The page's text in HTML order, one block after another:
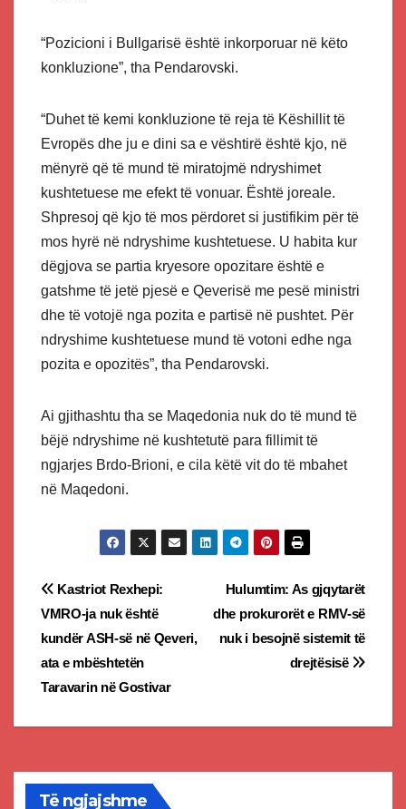
“Pozicioni i Bullgarisë është inkorporuar në këto
konkluzione”, tha Pendarovski.
“Duhet të kemi konkluzione të reja të Këshillit të
Evropës dhe ju e dini sa e vështirë është kjo, në
mënyrë që të mund të miratojmë ndryshimet
kushtetuese me efekt të vonuar. Është joreale.
Shpresoj që kjo të mos përdoret si justifikim për të
mos hyrë në ndryshime kushtetuese. U habita kur
dëgjova se partia kryesore opozitare është e
gatshme të jetë pjesë e Qeverisë me pesë ministri
dhe të votojë nga pozita e partisë në pushtet. Për
ndryshime kushtetuese mund të votoni edhe nga
pozita e opozitës”, tha Pendarovski.
Ai gjithashtu tha se Maqedonia nuk do të mund të
bëjë ndryshime në kushtetutë para fillimit të
ngjarjes Brdo-Brioni, e cila këtë vit do të mbahet
në Maqedoni.
Post
navigation
Hulumtim: As gjqytarët
dhe prokurorët e RMV-së
nuk i besojnë sistemit të
drejtësisë
Kastriot Rexhepi:
VMRO-ja nuk është
kundër ASH-së në Qeveri,
ata e mbështetën
Taravarin në Gostivar
Të ngjajshme